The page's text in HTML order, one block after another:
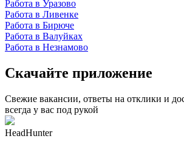
Работа в Уразово
Работа в Ливенке
Работа в Бирюче
Работа в Валуйках
Работа в Незнамово
Скачайте приложение
Свежие вакансии, ответы на отклики и
всегда у вас под рукой
HeadHunter